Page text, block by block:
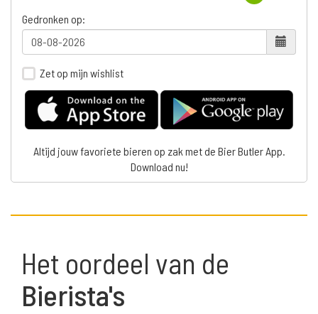
Gedronken op:
Zet op mijn wishlist
Altijd jouw favoriete bieren op zak met de Bier Butler App.
Download nu!
Het oordeel van de
Bierista's